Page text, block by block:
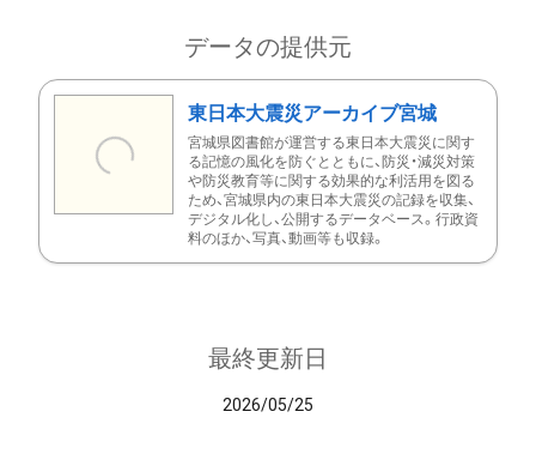
データの提供元
東日本大震災アーカイブ宮城
宮城県図書館が運営する東日本大震災に関す
る記憶の風化を防ぐとともに、防災・減災対策
や防災教育等に関する効果的な利活用を図る
ため、宮城県内の東日本大震災の記録を収集、
デジタル化し、公開するデータベース。行政資
料のほか、写真、動画等も収録。
最終更新日
2026/05/25